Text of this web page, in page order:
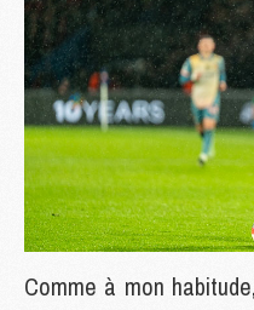
Comme à mon